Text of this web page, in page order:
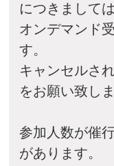
につきまして
オンデマンド
す。
キャンセルさ
をお願い致し
参加人数が催
があります。